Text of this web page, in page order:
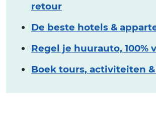
retour
De beste hotels &
Regel je huurauto, 100%
Boek tours, activiteiten